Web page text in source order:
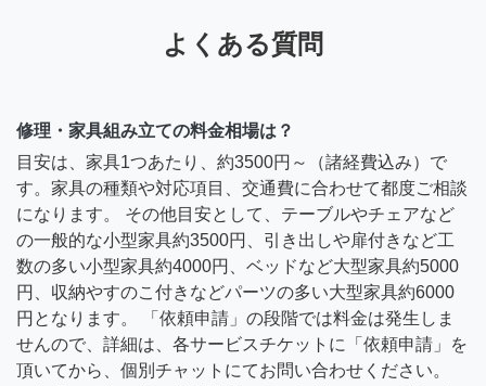
よくある質問
修理・家具組み立ての料金相場は？
目安は、家具1つあたり、約3500円～（諸経費込み）で
す。家具の種類や対応項目、交通費に合わせて都度ご相談
になります。 その他目安として、テーブルやチェアなど
の一般的な小型家具約3500円、引き出しや扉付きなど工
数の多い小型家具約4000円、ベッドなど大型家具約5000
円、収納やすのこ付きなどパーツの多い大型家具約6000
円となります。 「依頼申請」の段階では料金は発生しま
せんので、詳細は、各サービスチケットに「依頼申請」を
頂いてから、個別チャットにてお問い合わせください。